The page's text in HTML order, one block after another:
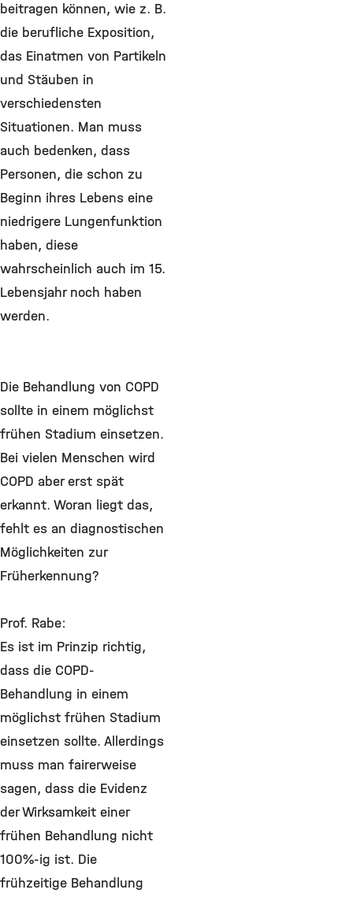
beitragen können, wie z. B.
die berufliche Exposition,
das Einatmen von Partikeln
und Stäuben in
verschiedensten
Situationen. Man muss
auch bedenken, dass
Personen, die schon zu
Beginn ihres Lebens eine
niedrigere Lungenfunktion
haben, diese
wahrscheinlich auch im 15.
Lebensjahr noch haben
werden.
Die Behandlung von COPD
sollte in einem möglichst
frühen Stadium einsetzen.
Bei vielen Menschen wird
COPD aber erst spät
erkannt. Woran liegt das,
fehlt es an diagnostischen
Möglichkeiten zur
Früherkennung?
Prof. Rabe:
Es ist im Prinzip richtig,
dass die COPD-
Behandlung in einem
möglichst frühen Stadium
einsetzen sollte. Allerdings
muss man fairerweise
sagen, dass die Evidenz
der Wirksamkeit einer
frühen Behandlung nicht
100%-ig ist. Die
frühzeitige Behandlung